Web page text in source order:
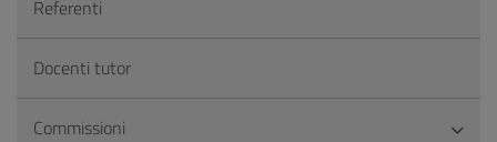
Referenti
Docenti tutor
Commissioni